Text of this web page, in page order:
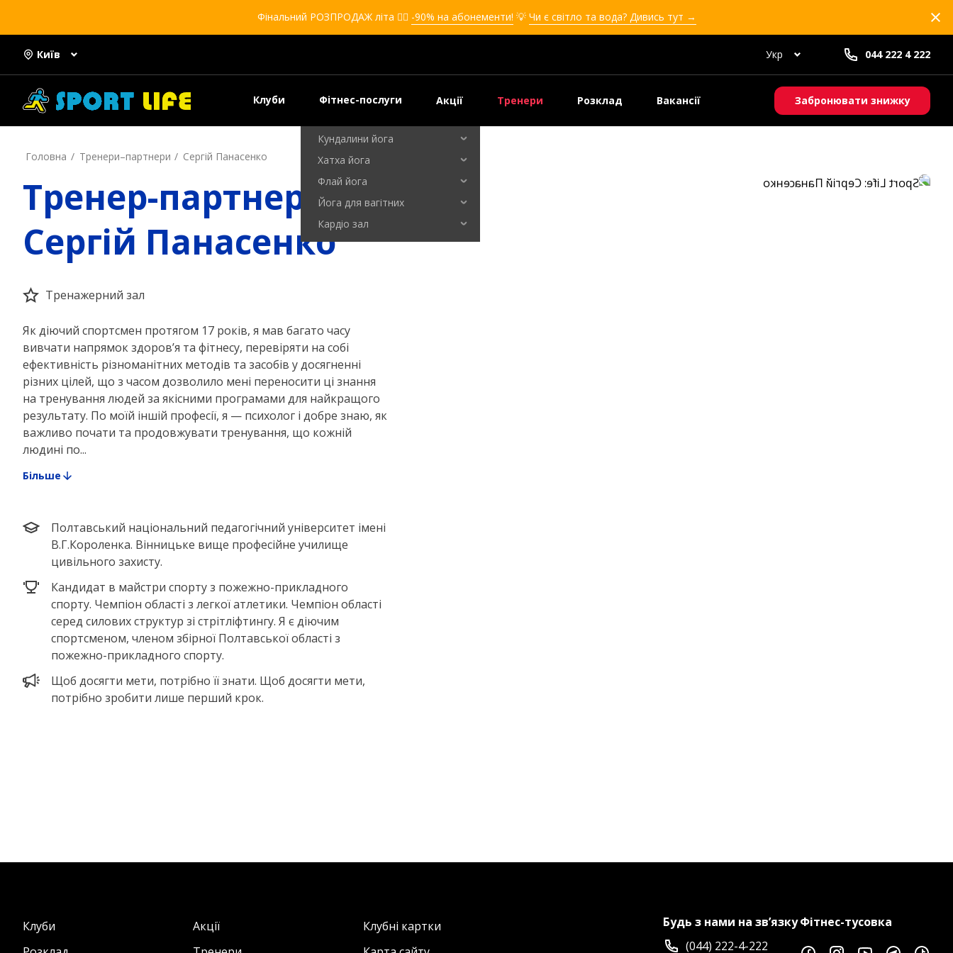
Фінальний РОЗПРОДАЖ літа ❤️‍🔥 -90% на абонементи! 💡 Чи є світло та вода? Дивись тут →
Київ Укр 044 222 4 222
Клуби Фітнес-послуги
Кікбоксинг для дівчат
Кікбоксинг для дітей
Самооборона для дівчат
Самооборона для дітей
Кундалини йога
Хатха йога
Флай йога
Йога для вагітних
Кардіо зал
Акції Тренери Розклад Вакансії Забронювати знижку
Головна Тренери–партнери Сергій Панасенко
Тренер-партнер
Сергій Панасенко
Тренажерний зал
Як діючий спортсмен протягом 17 років, я мав багато часу
вивчати напрямок здоров’я та фітнесу, перевіряти на собі
ефективність різноманітних методів та засобів у досягненні
різних цілей, що з часом дозволило мені переносити ці знання
на тренування людей за якісними програмами для найкращого
результату. По моїй іншій професії, я — психолог і добре знаю, як
важливо почати та продовжувати тренування, що кожній
людині по...
Більше
Полтавський національний педагогічний університет імені
В.Г.Короленка. Вінницьке вище професійне училище
цивільного захисту.
Кандидат в майстри спорту з пожежно-прикладного
спорту. Чемпіон області з легкої атлетики. Чемпіон області
серед силових структур зі стрітліфтингу. Я є діючим
спортсменом, членом збірної Полтавської області з
пожежно-прикладного спорту.
Щоб досягти мети, потрібно її знати. Щоб досягти мети,
потрібно зробити лише перший крок.
Клуби Акції
Клубні картки
Будь з нами на зв’язку
(044) 222-4-222
Фітнес-тусовка